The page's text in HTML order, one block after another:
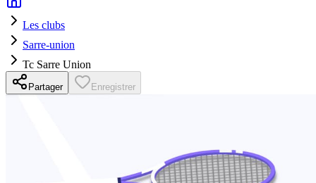
Les clubs
Sarre-union
Tc Sarre Union
Partager Enregistrer